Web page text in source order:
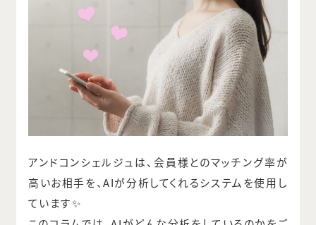
アンドコンシェルジュは、会員様とのマッチング率が
高いお相手を、AIが分析してくれるシステムを使用し
ています✨